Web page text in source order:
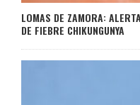
LOMAS DE ZAMORA:
DE FIEBRE CHIKUNGUNYA